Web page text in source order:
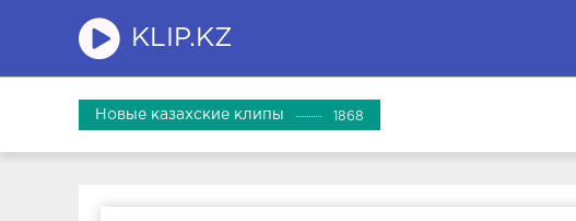
KLIP.KZ
Новые казахские клипы 1868